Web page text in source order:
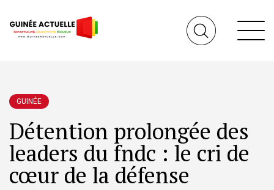
GUINÉE
Détention prolongée des
leaders du fndc : le cri de
cœur de la défense